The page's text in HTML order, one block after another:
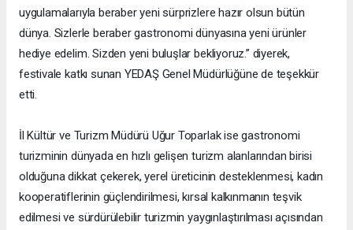
uygulamalarıyla beraber yeni sürprizlere hazır olsun bütün
dünya. Sizlerle beraber gastronomi dünyasına yeni ürünler
hediye edelim. Sizden yeni buluşlar bekliyoruz.” diyerek,
festivale katkı sunan YEDAŞ Genel Müdürlüğüne de teşekkür
etti.
İl Kültür ve Turizm Müdürü Uğur Toparlak ise gastronomi
turizminin dünyada en hızlı gelişen turizm alanlarından birisi
olduğuna dikkat çekerek, yerel üreticinin desteklenmesi, kadın
kooperatiflerinin güçlendirilmesi, kırsal kalkınmanın teşvik
edilmesi ve sürdürülebilir turizmin yaygınlaştırılması açısından